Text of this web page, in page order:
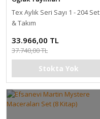
Tex Aylık Seri Sayı 1 - 204 Set
& Takım
33.966,00 TL
37.740,00 TL
Stokta Yok